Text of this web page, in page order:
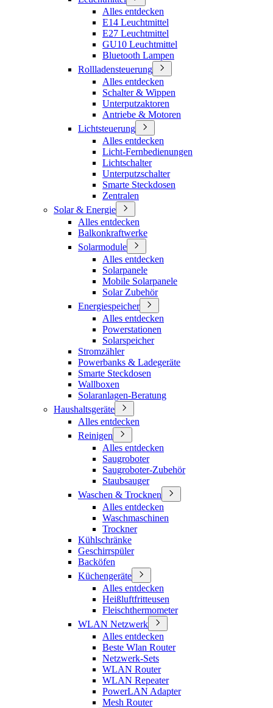
Alles entdecken
E14 Leuchtmittel
E27 Leuchtmittel
GU10 Leuchtmittel
Bluetooth Lampen
Rollladensteuerung
Alles entdecken
Schalter & Wippen
Unterputzaktoren
Antriebe & Motoren
Lichtsteuerung
Alles entdecken
Licht-Fernbedienungen
Lichtschalter
Unterputzschalter
Smarte Steckdosen
Zentralen
Solar & Energie
Alles entdecken
Balkonkraftwerke
Solarmodule
Alles entdecken
Solarpanele
Mobile Solarpanele
Solar Zubehör
Energiespeicher
Alles entdecken
Powerstationen
Solarspeicher
Stromzähler
Powerbanks & Ladegeräte
Smarte Steckdosen
Wallboxen
Solaranlagen-Beratung
Haushaltsgeräte
Alles entdecken
Reinigen
Alles entdecken
Saugroboter
Saugroboter-Zubehör
Staubsauger
Waschen & Trocknen
Alles entdecken
Waschmaschinen
Trockner
Kühlschränke
Geschirrspüler
Backöfen
Küchengeräte
Alles entdecken
Heißluftfritteusen
Fleischthermometer
WLAN Netzwerk
Alles entdecken
Beste Wlan Router
Netzwerk-Sets
WLAN Router
WLAN Repeater
PowerLAN Adapter
Mesh Router